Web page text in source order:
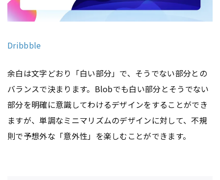
Dribbble
余白は文字どおり「白い部分」で、そうでない部分との
バランスで決まります。Blobでも白い部分とそうでない
部分を明確に意識してわけるデザインをすることができ
ますが、単調なミニマリズムのデザインに対して、不規
則で予想外な「意外性」を楽しむことができます。